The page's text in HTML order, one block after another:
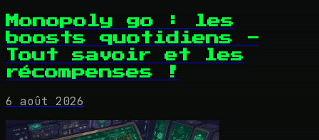
Monopoly go : les
boosts quotidiens -
Tout savoir et les
récompenses !
6 août 2026